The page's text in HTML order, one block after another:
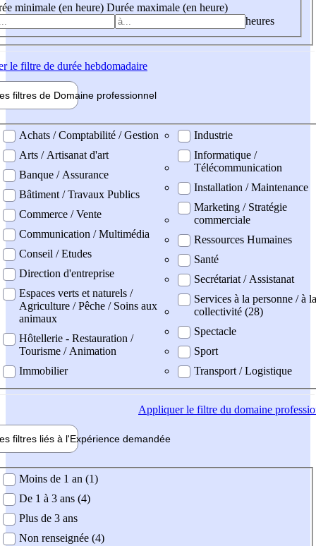
minimale (en heure) Durée maximale (en heure)
heures
le filtre de durée hebdomadaire
filtres de Domaine professionnel
professionel
Achats / Comptabilité / Gestion
Arts / Artisanat d'art
Banque / Assurance
Bâtiment / Travaux Publics
Commerce / Vente
Communication / Multimédia
Conseil / Etudes
Direction d'entreprise
Espaces verts et naturels /
Agriculture / Pêche / Soins aux
animaux
Hôtellerie - Restauration /
Tourisme / Animation
Immobilier
Industrie
Informatique /
Télécommunication
Installation / Maintenance
Marketing / Stratégie
commerciale
Ressources Humaines
Santé
Secrétariat / Assistanat
Services à la personne / à la
collectivité (28)
Spectacle
Sport
Transport / Logistique
Appliquerle filtre du domaine
filtres liés à l'Expérience demandée
demandée
Moins de 1 an (1)
De 1 à 3 ans (4)
Plus de 3 ans
Non renseignée (4)